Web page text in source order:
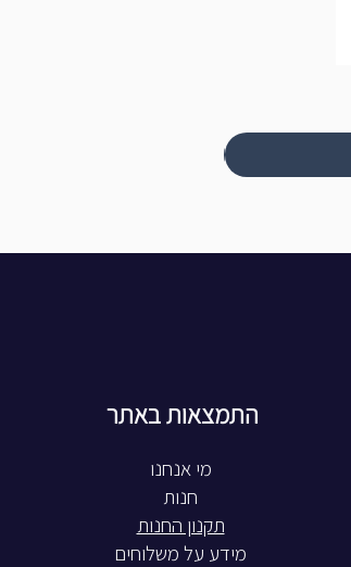
התמצאות באתר
חנות
תקנון החנות
מידע על משלוחים